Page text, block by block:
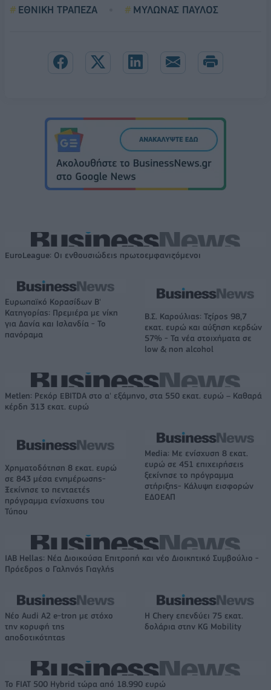
ΕΘΝΙΚΗ ΤΡΑΠΕΖΑ ΜΥΛΩΝΑΣ ΠΑΥΛΟΣ
EuroLeague: Οι ενθουσιώδεις πρωτοεμφανιζόμενοι
Ευρωπαϊκό Κορασίδων Β'
Κατηγορίας: Πρεμιέρα με νίκη
για Δανία και Ισλανδία - Το
πανόραμα
Β.Σ. Καρούλιας: Τζίρος 98,7
εκατ. ευρώ και αύξηση κερδών
57% - Τα νέα στοιχήματα σε
low & non alcohol
Metlen: Ρεκόρ EBITDA στο α' εξάμηνο, στα 550 εκατ. ευρώ – Καθαρά
κέρδη 313 εκατ. ευρώ
Χρηματοδότηση 8 εκατ. ευρώ
σε 843 μέσα ενημέρωσης-
Ξεκίνησε το πενταετές
πρόγραμμα ενίσχυσης του
Τύπου
Media: Με ενίσχυση 8 εκατ.
ευρώ σε 451 επιχειρήσεις
ξεκίνησε το πρόγραμμα
στήριξης- Κάλυψη εισφορών
ΕΔΟΕΑΠ
IAB Hellas: Νέα Διοικούσα Επιτροπή και νέο Διοικητικό Συμβούλιο -
Πρόεδρος ο Γαληνός Γιαγλής
Νέο Audi A2 e-tron με στόχο
την κορυφή της
αποδοτικότητας
Η Chery επενδύει 75 εκατ.
δολάρια στην KG Mobility
Το FIAT 500 Hybrid τώρα από 18.990 ευρώ